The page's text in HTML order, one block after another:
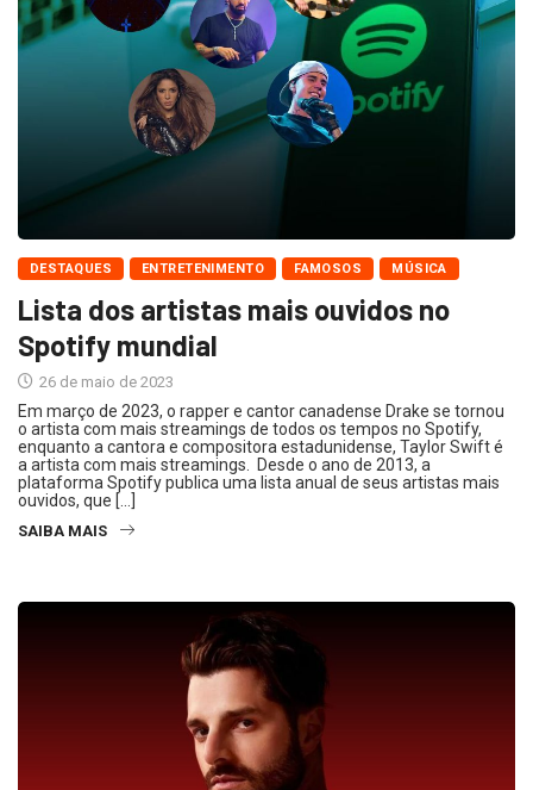
DESTAQUES ENTRETENIMENTO FAMOSOS MÚSICA
Lista dos artistas mais ouvidos no
Spotify mundial
26 de maio de 2023
Em março de 2023, o rapper e cantor canadense Drake se tornou
o artista com mais streamings de todos os tempos no Spotify,
enquanto a cantora e compositora estadunidense, Taylor Swift é
a artista com mais streamings. Desde o ano de 2013, a
plataforma Spotify publica uma lista anual de seus artistas mais
ouvidos, que […]
SAIBA MAIS